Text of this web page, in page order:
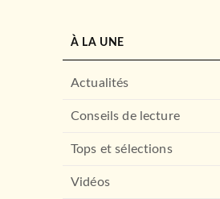
À LA UNE
Actualités
Conseils de lecture
Tops et sélections
Vidéos